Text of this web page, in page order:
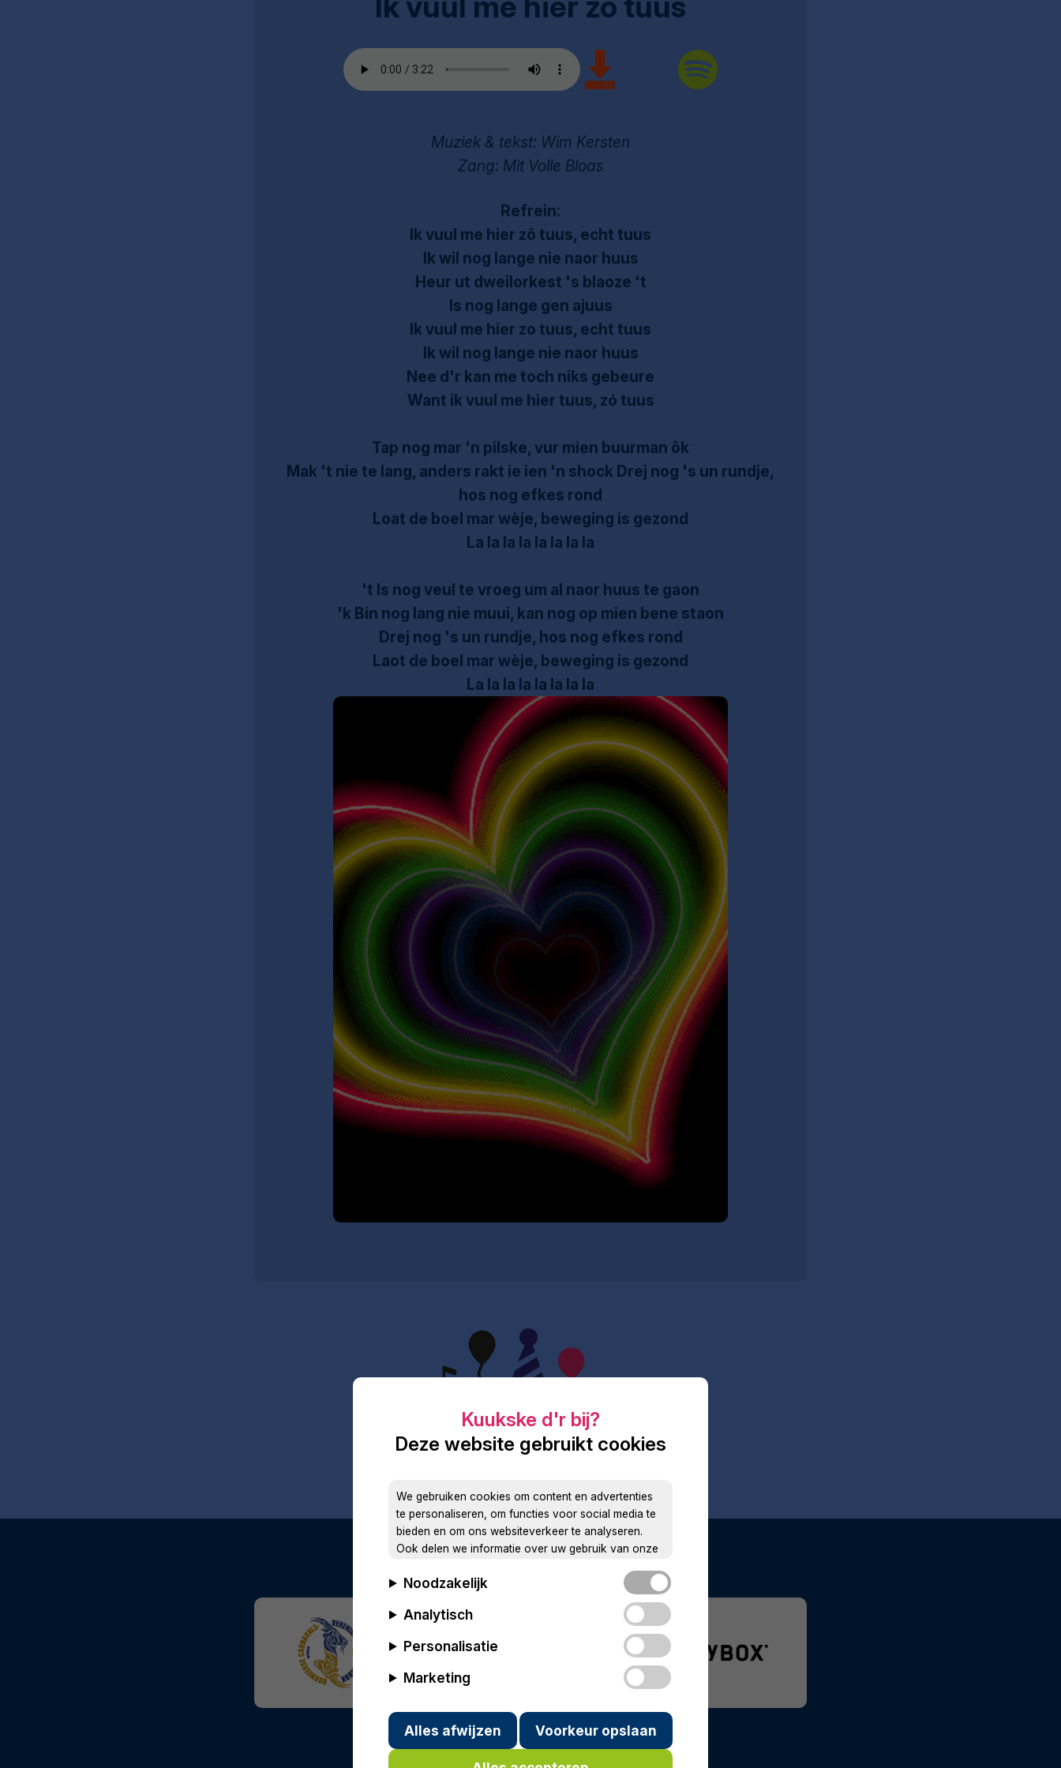
Muziek & tekst: Wim Kersten
Zang: Mit Volle Bloas
Refrein:
Ik vuul me hier zô tuus, echt tuus
Ik wil nog lange nie naor huus
Heur ut dweilorkest 's blaoze 't
Is nog lange gen ajuus
Ik vuul me hier zo tuus, echt tuus
Ik wil nog lange nie naor huus
Nee d'r kan me toch niks gebeure
Want ik vuul me hier tuus, zó tuus
Tap nog mar 'n pilske, vur mien buurman ôk
Mak 't nie te lang, anders rakt ie ien 'n shock Drej nog 's un rundje,
hos nog efkes rond
Loat de boel mar wèje, beweging is gezond
La la la la la la la la
't Is nog veul te vroeg um al naor huus te gaon
'k Bin nog lang nie muui, kan nog op mien bene staon
Drej nog 's un rundje, hos nog efkes rond
Laot de boel mar wèje, beweging is gezond
La la la la la la la la
Deze website gebruikt cookies
We gebruiken cookies om content en advertenties
te personaliseren, om functies voor social media te
bieden en om ons websiteverkeer te analyseren.
Ook delen we informatie over uw gebruik van onze
en analyse. Deze partners kunnen deze gegevens
combineren met andere informatie die u aan ze heeft
verstrekt of die ze hebben verzameld op basis van
Noodzakelijk
Analytisch
Personalisatie
Marketing
Alles afwijzen Voorkeur opslaan